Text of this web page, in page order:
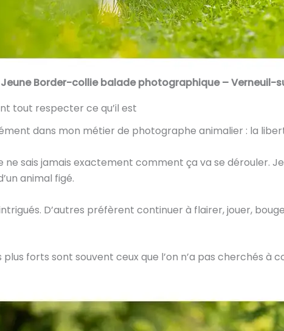
Jeune Border-collie balade photographique –Verneuil-
tout respecter ce qu’il est
dans mon métier de photographe animalier : la
ne sais jamais exactement comment ça va se dérouler.
animal figé.
D’autres préfèrent continuer à flairer, jouer,
plus forts sont souvent ceux que l’on n’a pas cherchés à